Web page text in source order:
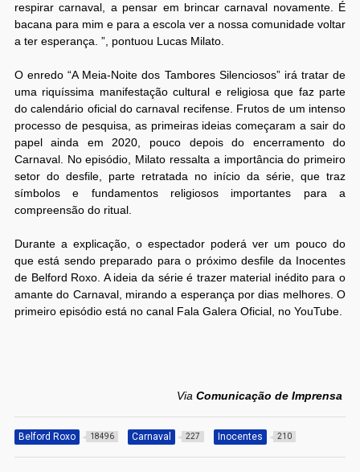
respirar carnaval, a pensar em brincar carnaval novamente. É
bacana para mim e para a escola ver a nossa comunidade voltar
a ter esperança. ”, pontuou Lucas Milato.
O enredo “A Meia-Noite dos Tambores Silenciosos” irá tratar de
uma riquíssima manifestação cultural e religiosa que faz parte
do calendário oficial do carnaval recifense. Frutos de um intenso
processo de pesquisa, as primeiras ideias começaram a sair do
papel ainda em 2020, pouco depois do encerramento do
Carnaval. No episódio, Milato ressalta a importância do primeiro
setor do desfile, parte retratada no início da série, que traz
símbolos e fundamentos religiosos importantes para a
compreensão do ritual.
Durante a explicação, o espectador poderá ver um pouco do
que está sendo preparado para o próximo desfile da Inocentes
de Belford Roxo. A ideia da série é trazer material inédito para o
amante do Carnaval, mirando a esperança por dias melhores. O
primeiro episódio está no canal Fala Galera Oficial, no YouTube.
ViaComunicação de Imprensa
Belford Roxo 18496 Carnaval 227 Inocentes 210